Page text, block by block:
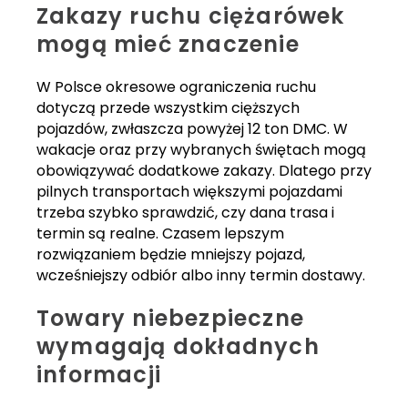
Zakazy ruchu ciężarówek
mogą mieć znaczenie
W Polsce okresowe ograniczenia ruchu
dotyczą przede wszystkim cięższych
pojazdów, zwłaszcza powyżej 12 ton DMC. W
wakacje oraz przy wybranych świętach mogą
obowiązywać dodatkowe zakazy. Dlatego przy
pilnych transportach większymi pojazdami
trzeba szybko sprawdzić, czy dana trasa i
termin są realne. Czasem lepszym
rozwiązaniem będzie mniejszy pojazd,
wcześniejszy odbiór albo inny termin dostawy.
Towary niebezpieczne
wymagają dokładnych
informacji